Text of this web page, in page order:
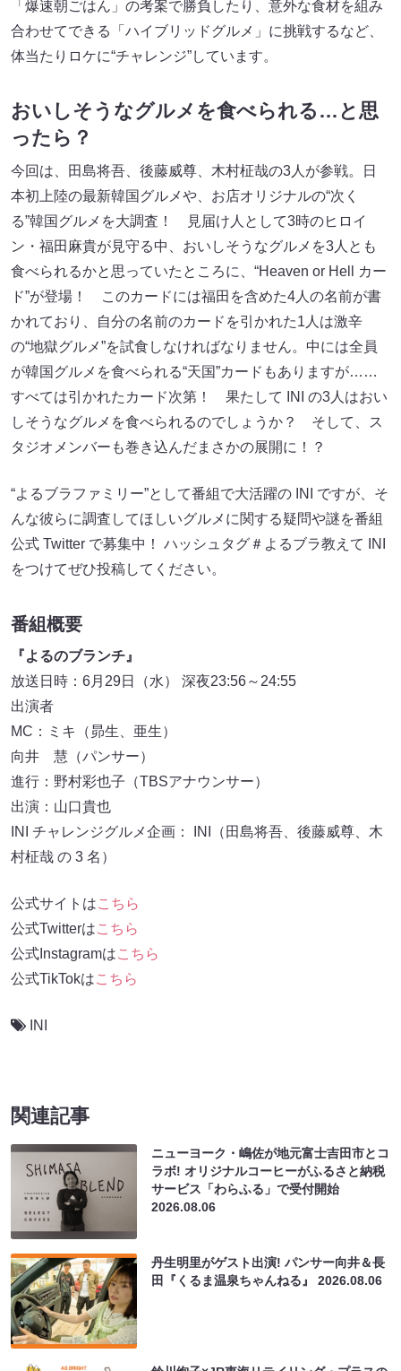
「爆速朝ごはん」の考案で勝負したり、意外な食材を組み
合わせてできる「ハイブリッドグルメ」に挑戦するなど、
体当たりロケに“チャレンジ”しています。
おいしそうなグルメを食べられる…と思
ったら？
今回は、田島将吾、後藤威尊、木村柾哉の3人が参戦。日
本初上陸の最新韓国グルメや、お店オリジナルの“次く
る”韓国グルメを大調査！ 見届け人として3時のヒロイ
ン・福田麻貴が見守る中、おいしそうなグルメを3人とも
食べられるかと思っていたところに、“Heaven or Hell カー
ド”が登場！ このカードには福田を含めた4人の名前が書
かれており、自分の名前のカードを引かれた1人は激辛
の“地獄グルメ”を試食しなければなりません。中には全員
が韓国グルメを食べられる“天国”カードもありますが……
すべては引かれたカード次第！ 果たして INI の3人はおい
しそうなグルメを食べられるのでしょうか？ そして、ス
タジオメンバーも巻き込んだまさかの展開に！？
“よるブラファミリー”として番組で大活躍の INI ですが、そ
んな彼らに調査してほしいグルメに関する疑問や謎を番組
公式 Twitter で募集中！ ハッシュタグ＃よるブラ教えて INI
をつけてぜひ投稿してください。
番組概要
『よるのブランチ』
放送日時：6月29日（水） 深夜23:56～24:55
出演者
MC：ミキ（昴生、亜生）
向井 慧（パンサー）
進行：野村彩也子（TBSアナウンサー）
出演：山口貴也
INI チャレンジグルメ企画： INI（田島将吾、後藤威尊、木
村柾哉 の 3 名）
公式サイトはこちら
公式Twitterはこちら
公式Instagramはこちら
公式TikTokはこちら
INI
関連記事
ニューヨーク・嶋佐が地元富士吉田市とコ
ラボ! オリジナルコーヒーがふるさと納税
サービス「わらふる」で受付開始
2026.08.06
丹生明里がゲスト出演! パンサー向井＆長
田『くるま温泉ちゃんねる』2026.08.06